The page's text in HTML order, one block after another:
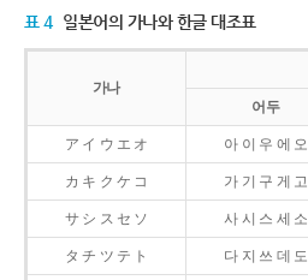
표 4 일본어의 가나와 한글 대조표
가나
어두
ア イ ウ エ オ 아 이 우 에 오
カ キ ク ケ コ 가 기 구 게 고
サ シ ス セ ソ 사 시 스 세 소
タ チ ツ テ ト 다 지 쓰 데 도